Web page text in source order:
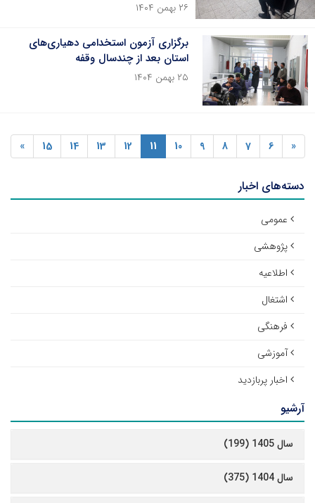
۲۶ بهمن ۱۴۰۴
برگزاری آزمون استخدامی دهیاری‌های
استان بعد از چندسال وقفه
۲۵ بهمن ۱۴۰۴
«
6
7
8
9
10
11
12
13
14
15
»
دسته‌های اخبار
عمومی
پژوهشی
اطلاعیه
اشتغال
فرهنگی
آموزشی
اخبار پربازدید
آرشیو
سال 1405 (199)
سال 1404 (375)